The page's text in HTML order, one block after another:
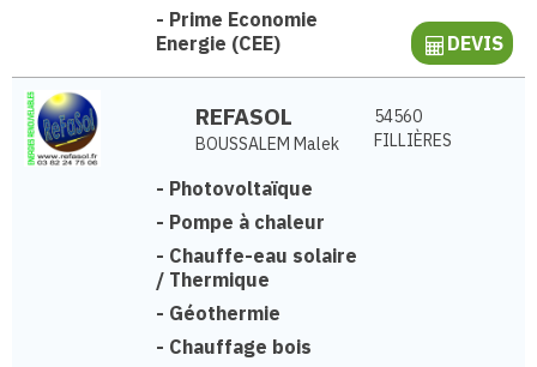
- Prime Economie
Energie (CEE)
DEVIS
REFASOL
BOUSSALEM Malek
54560
FILLIÈRES
- Photovoltaïque
- Pompe à chaleur
- Chauffe-eau solaire
/ Thermique
- Géothermie
- Chauffage bois